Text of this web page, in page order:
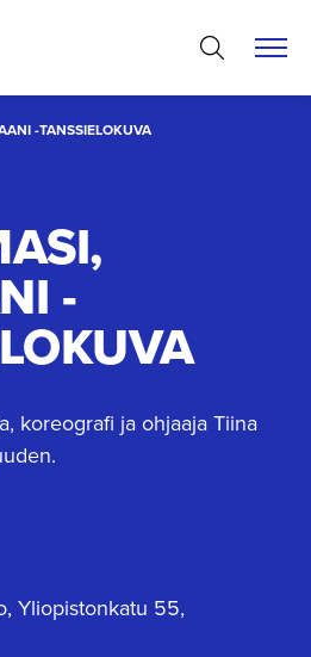
-TANSSIELOKUVA
-
koreografi ja ohjaaja Tiina
Yliopistonkatu 55,